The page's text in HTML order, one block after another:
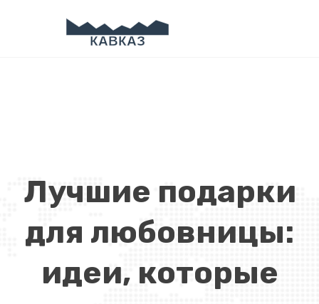
Лучшие подарки
для любовницы:
идеи, которые